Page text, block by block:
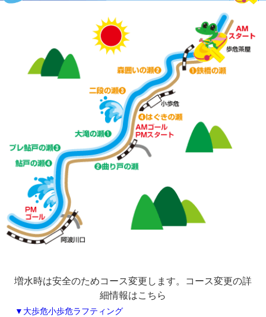
増水時は安全のためコース変更します。コース変更の詳
細情報はこちら
▼大歩危小歩危ラフティング